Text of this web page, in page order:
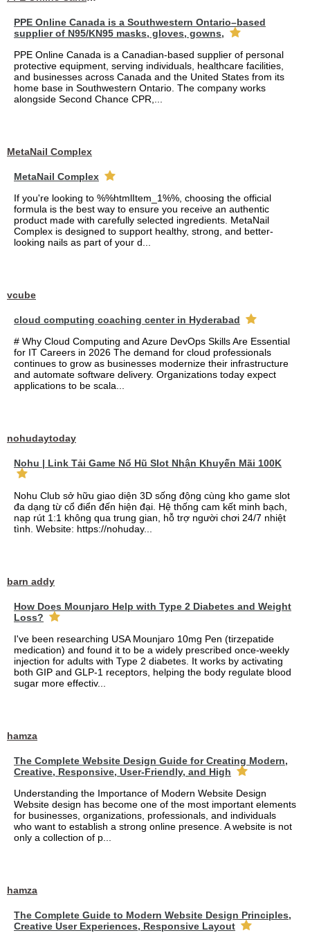
PPE Online Canada is a Southwestern Ontario–based
supplier of N95/KN95 masks, gloves, gowns,
PPE Online Canada is a Canadian-based supplier of personal
protective equipment, serving individuals, healthcare facilities,
and businesses across Canada and the United States from its
home base in Southwestern Ontario. The company works
alongside Second Chance CPR,...
MetaNail Complex
MetaNail Complex
If you're looking to %%htmlItem_1%%, choosing the official
formula is the best way to ensure you receive an authentic
product made with carefully selected ingredients. MetaNail
Complex is designed to support healthy, strong, and better-
looking nails as part of your d...
vcube
cloud computing coaching center in Hyderabad
# Why Cloud Computing and Azure DevOps Skills Are Essential
for IT Careers in 2026 The demand for cloud professionals
continues to grow as businesses modernize their infrastructure
and automate software delivery. Organizations today expect
applications to be scala...
nohudaytoday
Nohu | Link Tải Game Nổ Hũ Slot Nhận Khuyến Mãi 100K
Nohu Club sở hữu giao diện 3D sống động cùng kho game slot
đa dạng từ cổ điển đến hiện đại. Hệ thống cam kết minh bạch,
nạp rút 1:1 không qua trung gian, hỗ trợ người chơi 24/7 nhiệt
tình. Website: https://nohuday...
barn addy
How Does Mounjaro Help with Type 2 Diabetes and Weight
Loss?
I've been researching USA Mounjaro 10mg Pen (tirzepatide
medication) and found it to be a widely prescribed once-weekly
injection for adults with Type 2 diabetes. It works by activating
both GIP and GLP-1 receptors, helping the body regulate blood
sugar more effectiv...
hamza
The Complete Website Design Guide for Creating Modern,
Creative, Responsive, User-Friendly, and High
Understanding the Importance of Modern Website Design
Website design has become one of the most important elements
for businesses, organizations, professionals, and individuals
who want to establish a strong online presence. A website is not
only a collection of p...
hamza
The Complete Guide to Modern Website Design Principles,
Creative User Experiences, Responsive Layout